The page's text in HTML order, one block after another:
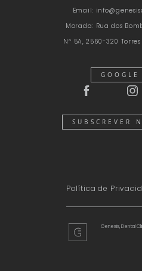
Email:
Morada: Rua dos
Nº 5A, 2560-320
GOOGLE
SUBSCREVER
Política de
Genesis, Dental